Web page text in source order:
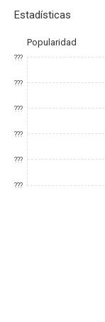
Estadísticas
Popularidad
???
???
???
???
???
???